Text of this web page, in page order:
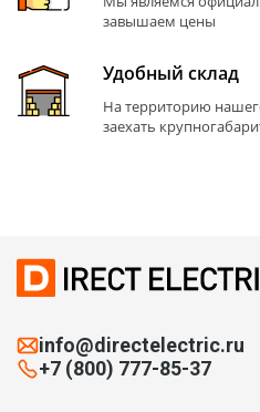
завышаем цены
Удобный склад
На территорию
заехать
info@directelectric.ru
+7 (800) 777-85-37